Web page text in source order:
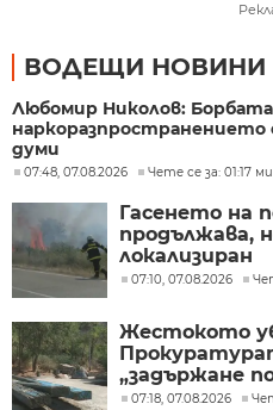
ВОДЕЩИ НОВИНИ
Любомир Николов:
наркоразпространението
думи
07:48, 07.08.2026 Чете се за: 01:17
Гасенето на
продължава,
локализиран
07:10, 07.08.2026
Жестокото
„задържане
07:18, 07.08.2026